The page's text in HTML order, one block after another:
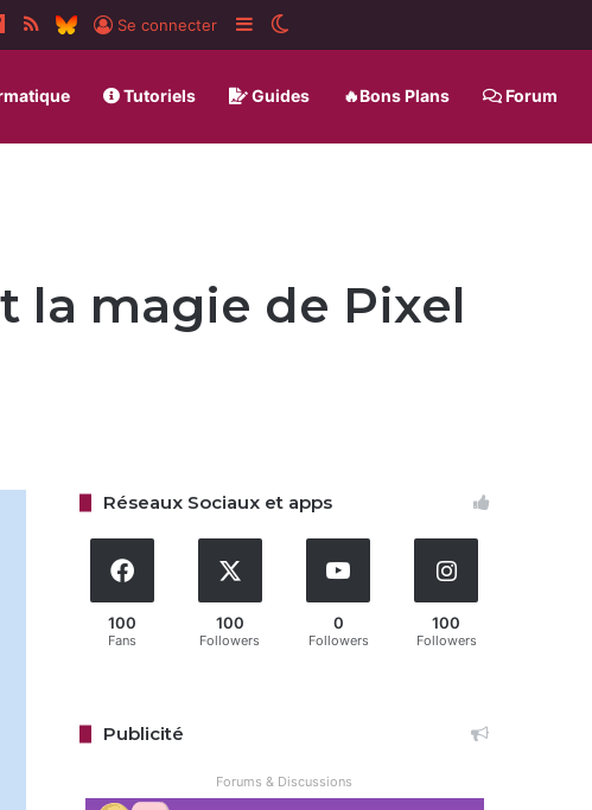
Flipboard
RSS BlueSky
Se connecter Sidebar (barre latérale)
Tutoriels Guides 🔥Bons Plans Forum
la magie de Pixel
Réseaux Sociaux et apps
100
Fans
100
Followers
0
Followers
100
Followers
Publicité
Forums & Discussions